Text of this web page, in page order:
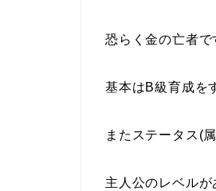
恐らく金の亡者で
基本はB級育成を
またステータス(
主人公のレベルが